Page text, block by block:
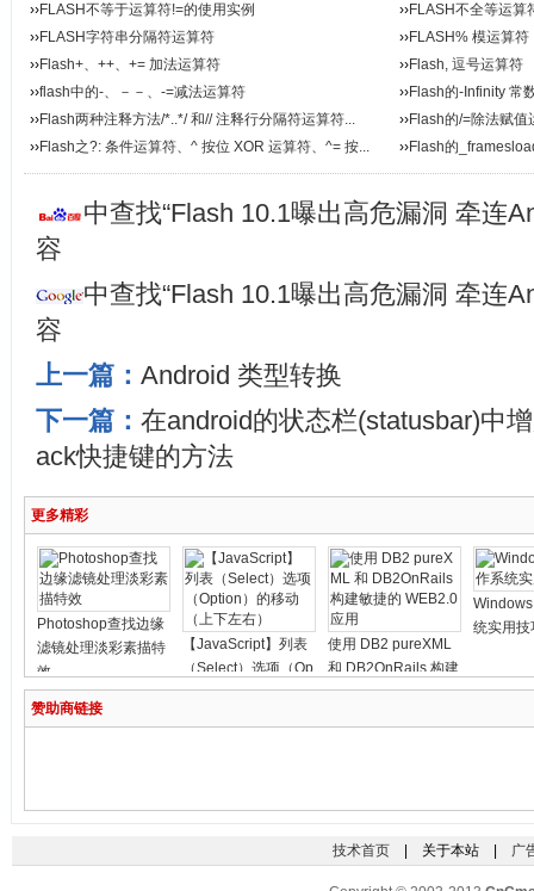
››FLASH不等于运算符!=的使用实例 ››FLASH不全等运算
››FLASH字符串分隔符运算符 ››FLASH% 模运算符
››Flash+、++、+= 加法运算符 ››Flash, 逗号运算符
››flash中的-、－－、-=减法运算符 ››Flash的-Infinity 常
››Flash两种注释方法/*..*/ 和// 注释行分隔符运算符... ››Flash的/=除法赋值
››Flash之?: 条件运算符、^ 按位 XOR 运算符、^= 按... ››Flash的
中查找“Flash 10.1曝出高危漏洞 牵连
容
中查找“Flash 10.1曝出高危漏洞 牵连
容
上一篇： Android 类型转换
下一篇： 在android的状态栏(statusbar)中
ack快捷键的方法
更多精彩
Photoshop查找边缘
滤镜处理淡彩素描特
效
【JavaScript】列表
（Select）选项（Op
tion）的移动（上下
使用 DB2 pureXML
和 DB2OnRails 构建
敏捷的 WEB2.0 应用
统实用技
赞助商链接
技术首页| 关于本站 | 广